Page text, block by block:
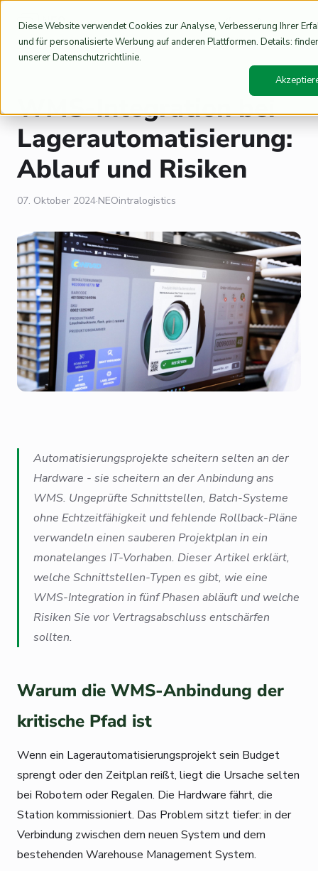
Diese Website verwendet Cookies zur Analyse, Verbesserung Ihrer
und für personalisierte Werbung auf anderen Plattformen. Details:
unserer Datenschutzrichtlinie.
EN
Home/Blog/
WMS-Integration bei Lagerautomatisierung: Ablauf und Risiken
WMS-Integration bei
Lagerautomatisierung:
Ablauf und Risiken
07. Oktober 2024·NEOintralogistics
Automatisierungsprojekte scheitern selten an der
Hardware - sie scheitern an der Anbindung ans
WMS. Ungeprüfte Schnittstellen, Batch-Systeme
ohne Echtzeitfähigkeit und fehlende Rollback-Pläne
verwandeln einen sauberen Projektplan in ein
monatelanges IT-Vorhaben. Dieser Artikel erklärt,
welche Schnittstellen-Typen es gibt, wie eine
WMS-Integration in fünf Phasen abläuft und welche
Risiken Sie vor Vertragsabschluss entschärfen
sollten.
Warum die WMS-Anbindung der
kritische Pfad ist
Wenn ein Lagerautomatisierungsprojekt sein Budget
sprengt oder den Zeitplan reißt, liegt die Ursache selten
bei Robotern oder Regalen. Die Hardware fährt, die
Station kommissioniert. Das Problem sitzt tiefer: in der
Verbindung zwischen dem neuen System und dem
bestehenden Warehouse Management System.